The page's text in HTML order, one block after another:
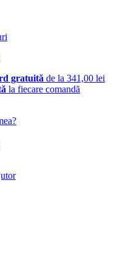
gratuită de la 341,00 lei
la fiecare comandă